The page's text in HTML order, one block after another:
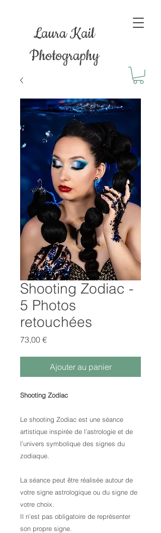
Laura Kail
Photography
Shooting Zodiac -
5 Photos
retouchées
73,00 €Prix
Ajouter au panier
Shooting Zodiac
Le shooting Zodiac est une séance
artistique inspirée de l’astrologie et de
l’univers symbolique des signes du
zodiaque.
La séance peut être réalisée autour de
votre signe astrologique ou du signe de
votre choix.
Il n’est pas obligatoire de représenter
son propre signe.